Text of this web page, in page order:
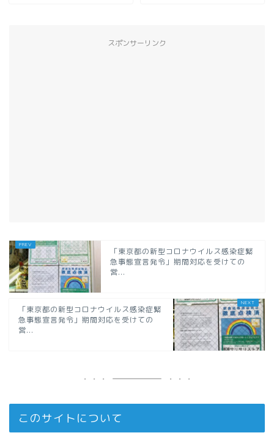
スポンサーリンク
「東京都の新型コロナウイルス感染症緊
急事態宣言発令」期間対応を受けての
営...
「東京都の新型コロナウイルス感染症緊
急事態宣言発令」期間対応を受けての
営...
このサイトについて